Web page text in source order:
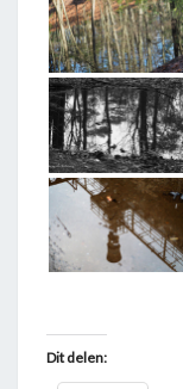
Dit delen: